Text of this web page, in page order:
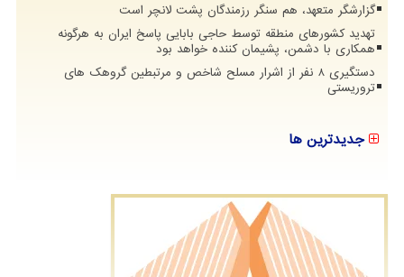
گزارشگر متعهد، هم سنگر رزمندگان پشت لانچر است
تهدید کشورهای منطقه توسط حاجی بابایی پاسخ ایران به هرگونه
همکاری با دشمن، پشیمان کننده خواهد بود
دستگیری 8 نفر از اشرار مسلح شاخص و مرتبطین گروهک های
تروریستی
جدیدترین ها